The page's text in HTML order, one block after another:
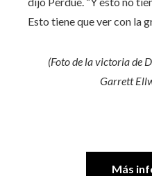
Esto tiene que ver con la
(Foto de la victoria de
Garrett
Más